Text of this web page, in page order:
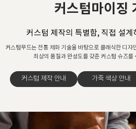
커스텀마이징
커스텀 제작의 특별함, 직접 설계
커스텀무드는 전통 제화 기술을 바탕으로 클래식한 디자
최상의 품질과 완성도를 갖춘 커스텀 슈즈를
커스텀 제작 안내 가죽 색상 안내